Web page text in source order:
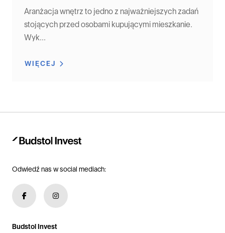
Aranżacja wnętrz to jedno z najważniejszych zadań
stojących przed osobami kupującymi mieszkanie.
Wyk...
WIĘCEJ
Odwiedź nas w social mediach:
Budstol Invest